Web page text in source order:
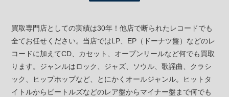
買取専門店としての実績は30年！他店で断られたレコードでも
全てお任せください。当店ではLP、EP（ドーナツ盤）などのレ
コードに加えてCD、カセット、オープンリールなど何でも買取
ります。ジャンルはロック、ジャズ、ソウル、歌謡曲、クラシ
ック、ヒップホップなど、とにかくオールジャンル。ヒットタ
イトルからビートルズなどのレア盤からマイナー盤まで何でも